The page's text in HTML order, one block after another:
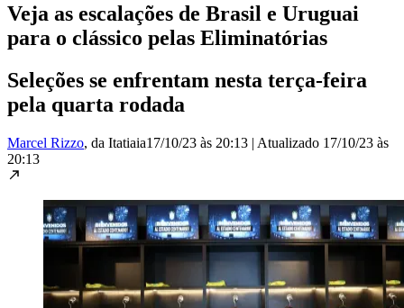
Veja as escalações de Brasil e Uruguai
para o clássico pelas Eliminatórias
Seleções se enfrentam nesta terça-feira
pela quarta rodada
Marcel Rizzo, da Itatiaia17/10/23 às 20:13 | Atualizado 17/10/23 às
20:13